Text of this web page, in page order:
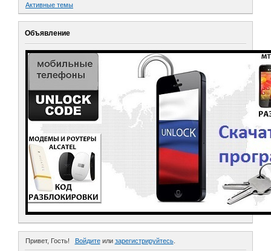
Активные темы
Объявление
Привет, Гость! Войдитеили зарегистрируйтесь.